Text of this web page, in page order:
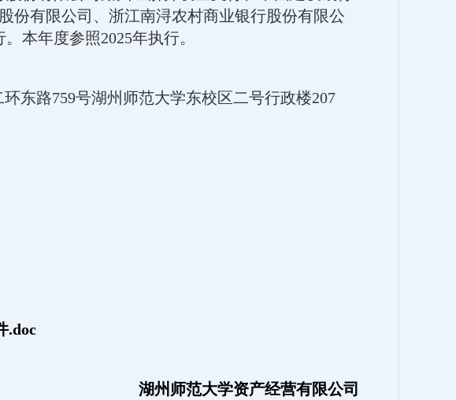
份有限公司、浙江南浔农村商业银行股份有限公
本年度参照2025年执行。
东路759号湖州师范大学东校区二号行政楼207
.doc
湖州师范大学资产经营有限公司